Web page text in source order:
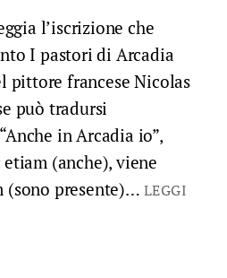
l’iscrizione che
I pastori di Arcadia
pittore francese Nicolas
può tradursi
in Arcadia io”,
(anche), viene
(sono presente)… LEGGI